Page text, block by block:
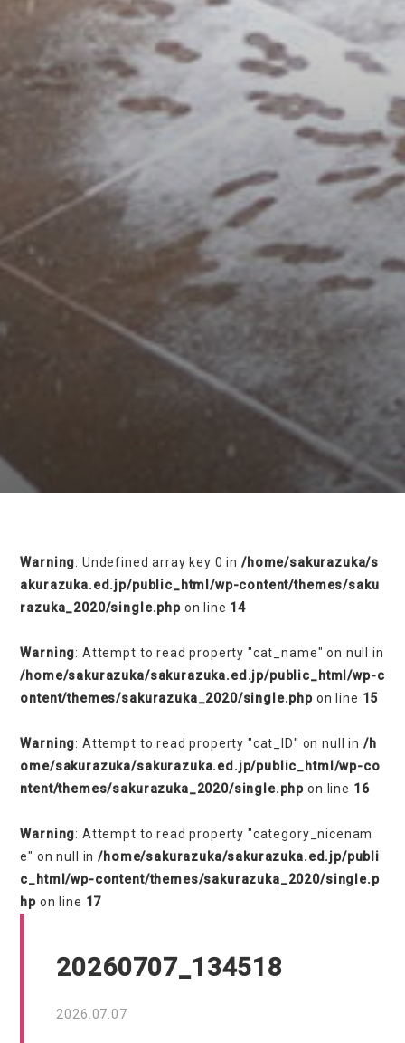
/home/sakurazuka/sakurazuka.ed.jp/public_html/wp-conten
t/themes/sakurazuka_2020/header.php
on line
Warning: Undefined array key 0 in /home/sakurazuka/s
akurazuka.ed.jp/public_html/wp-content/themes/saku
razuka_2020/single.phpon line 14
Warning: Attempt to read property "cat_name" on null in
/home/sakurazuka/sakurazuka.ed.jp/public_html/wp-c
ontent/themes/sakurazuka_2020/single.php on line 15
Warning: Attempt to read property "cat_ID" on null in /h
ome/sakurazuka/sakurazuka.ed.jp/public_html/wp-co
ntent/themes/sakurazuka_2020/single.php on line 16
Warning: Attempt to read property "category_nicenam
e" on null in/home/sakurazuka/sakurazuka.ed.jp/publi
c_html/wp-content/themes/sakurazuka_2020/single.p
hp on line 17
20260707_134518
2026.07.07